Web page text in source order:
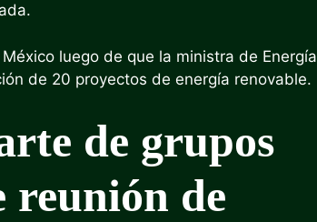
luego de que la ministra de
de 20 proyectos de energía renovable.
de grupos
reunión de